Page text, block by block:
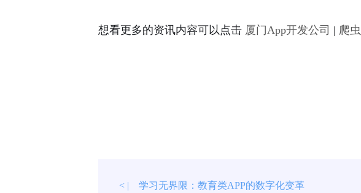
想看更多的资讯内容可以点击 厦门App开发公司 | 爬
< | 学习无界限：教育类APP的数字化变革